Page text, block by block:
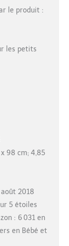
le produit :
les petits
98 cm; 4,85
2018
5 étoiles
: 6 031 en
en Bébé et